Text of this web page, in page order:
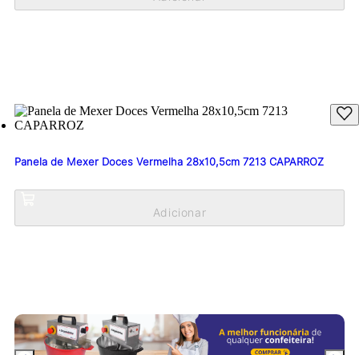
Panela de Mexer Doces Vermelha 28x10,5cm 7213 CAPARROZ